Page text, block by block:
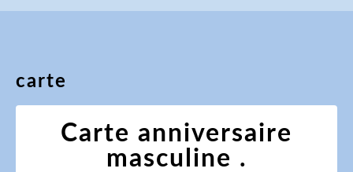
carte
Carte anniversaire
masculine .